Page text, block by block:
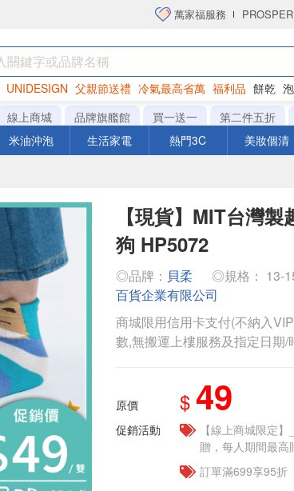
萬家福服務
UNIDESIGN 父親節送禮 冷氣最高省萬 福利品 餅乾
罐頭 海苔 洋芋片
線上商城 品牌旗艦館 買一送一 第二件五折
米油沖泡 生活家電 熱門3C 美妝個清
【現貨】MIT台灣
狗 HP5072
◎品牌： 貝柔 ◎規格： 13-
百貨企業有限公司
商城限用信用卡支付(不納入
數,無搬運上樓服務及指定日期/
原價 $ 49
促銷活動
【線上商城限定
贈，每人期間最高
訂單滿699享95折